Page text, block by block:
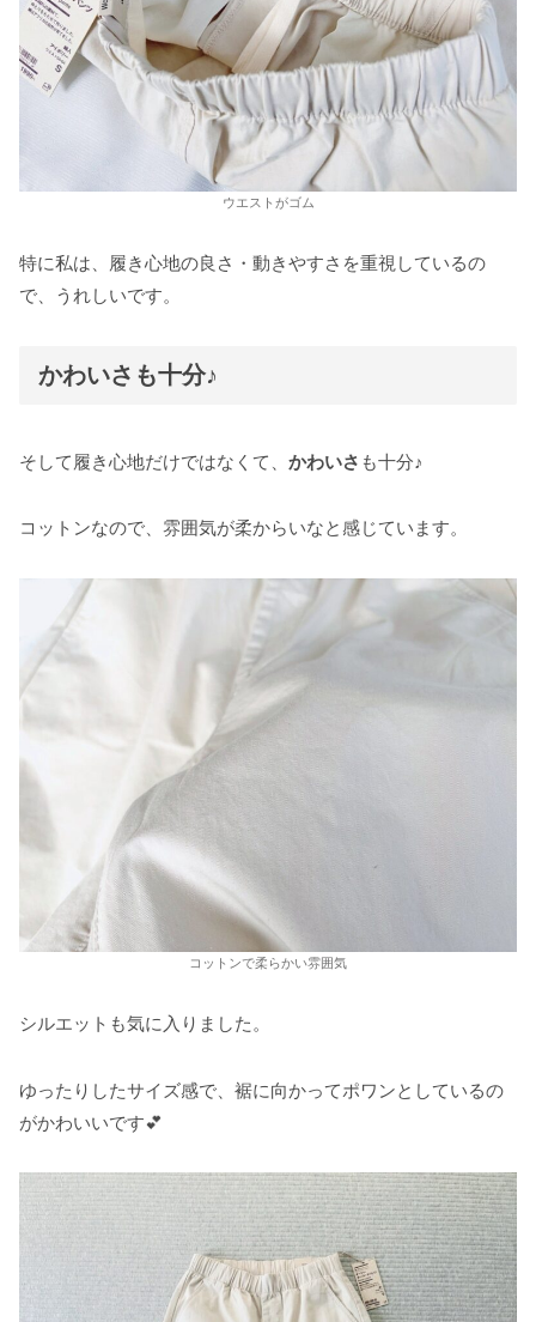
ウエストがゴム
特に私は、履き心地の良さ・動きやすさを重視しているの
で、うれしいです。
かわいさも十分♪
そして履き心地だけではなくて、 かわいさ も十分♪
コットンなので、雰囲気が柔からいなと感じています。
コットンで柔らかい雰囲気
シルエットも気に入りました。
ゆったりしたサイズ感で、裾に向かってポワンとしているの
がかわいいです💕